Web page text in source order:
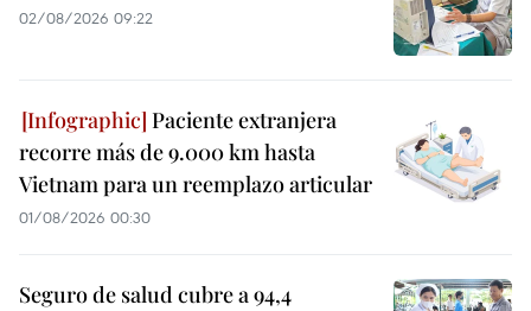
02/08/2026 09:22
Paciente extranjera
recorre más de 9.000 km hasta
Vietnam para un reemplazo articular
01/08/2026 00:30
Seguro de salud cubre a 94,4